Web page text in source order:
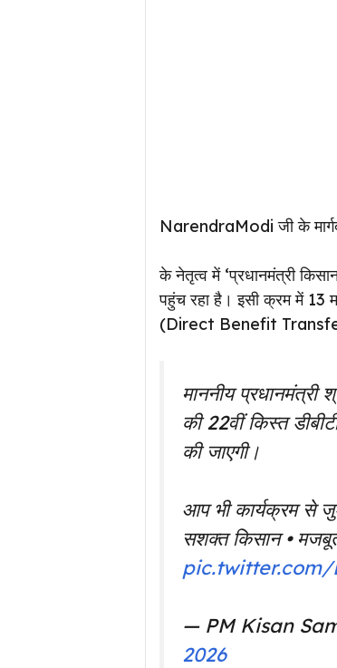
NarendraModi जी के
के नेतृत्व में ‘प्रधानमंत्री
पहुंच रहा है। इसी क्रम में 13
(Direct Benefit Transfer)
माननीय प्रधानमंत्री
की 22वीं किस्त
की जाएगी।
आप भी कार्यक्रम से
सशक्त किसान •
pic.twitter.com/
— PM Kisan
2026